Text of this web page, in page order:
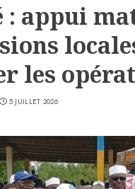
: appui
les
5 JUILLET 2026